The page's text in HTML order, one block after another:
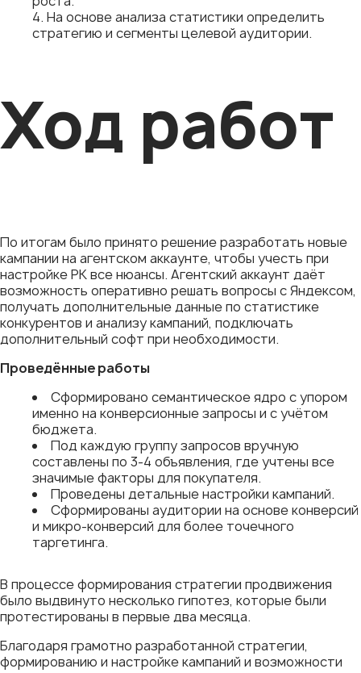
На основе анализа статистики определить
стратегию и сегменты целевой аудитории.
Ход работ
По итогам было принято решение разработать новые
кампании на агентском аккаунте, чтобы учесть при
настройке РК все нюансы. Агентский аккаунт даёт
возможность оперативно решать вопросы с Яндексом,
получать дополнительные данные по статистике
конкурентов и анализу кампаний, подключать
дополнительный софт при необходимости.
Проведённые работы
Сформировано семантическое ядро с упором
именно на конверсионные запросы и с учётом
бюджета.
Под каждую группу запросов вручную
составлены по 3-4 объявления, где учтены все
значимые факторы для покупателя.
Проведены детальные настройки кампаний.
Сформированы аудитории на основе конверсий
и микро-конверсий для более точечного
таргетинга.
В процессе формирования стратегии продвижения
было выдвинуто несколько гипотез, которые были
протестированы в первые два месяца.
Благодаря грамотно разработанной стратегии,
формированию и настройке кампаний и возможности